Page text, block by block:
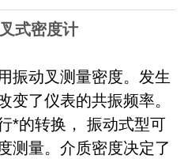
式密度计
振动叉测量密度。发生
变了仪表的共振频率。
*的转换， 振动式型可
测量。介质密度决定了